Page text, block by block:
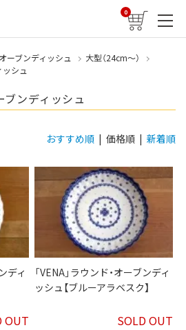
0
オーブンディッシュ
大型（24cm〜）
ッシュ
ブンディッシュ
おすすめ順 | 価格順 | 新着順
ディ
OUT
「VENA」ラウンド・オーブンディ
ッシュ【ブルーアラベスク】
SOLD OUT